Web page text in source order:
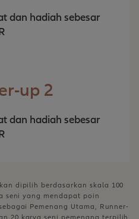
dan hadiah sebesar
up 2
dan hadiah sebesar
dipilih berdasarkan skala 100
seni yang mendapat poin
Pemenang Utama, Runner-
20 karya seni pemenang terpilih